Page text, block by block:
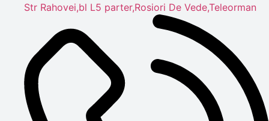
Str Rahovei,bl L5 parter,Rosiori De Vede,Teleorman